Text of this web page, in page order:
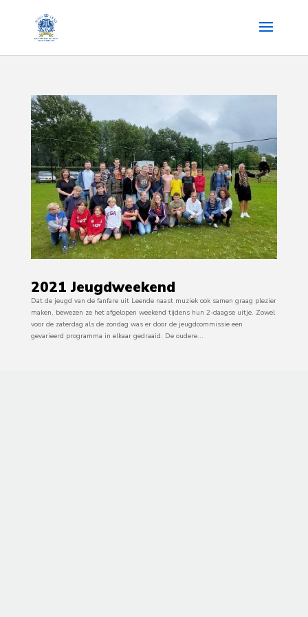
2021 Jeugdweekend
Dat de jeugd van de fanfare uit Leende naast muziek ook samen graag plezier
maken, bewezen ze het afgelopen weekend tijdens hun 2-daagse uitje. Zowel
voor de zaterdag als de zondag was er door de jeugdcommissie een
gevarieerd programma in elkaar gedraaid. De oudere...